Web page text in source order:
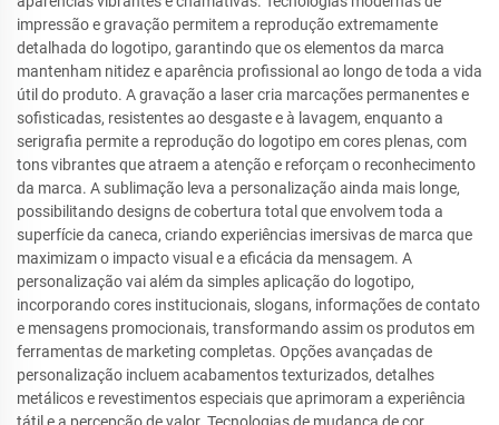
impressão e gravação permitem a reprodução extremamente
detalhada do logotipo, garantindo que os elementos da marca
mantenham nitidez e aparência profissional ao longo de toda a vida
útil do produto. A gravação a laser cria marcações permanentes e
sofisticadas, resistentes ao desgaste e à lavagem, enquanto a
serigrafia permite a reprodução do logotipo em cores plenas, com
tons vibrantes que atraem a atenção e reforçam o reconhecimento
da marca. A sublimação leva a personalização ainda mais longe,
possibilitando designs de cobertura total que envolvem toda a
superfície da caneca, criando experiências imersivas de marca que
maximizam o impacto visual e a eficácia da mensagem. A
personalização vai além da simples aplicação do logotipo,
incorporando cores institucionais, slogans, informações de contato
e mensagens promocionais, transformando assim os produtos em
ferramentas de marketing completas. Opções avançadas de
personalização incluem acabamentos texturizados, detalhes
metálicos e revestimentos especiais que aprimoram a experiência